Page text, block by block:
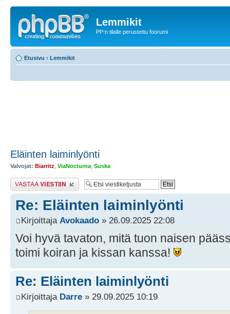
Lemmikit
PP:n tilalle perustettu foorumi
Etusivu ‹ Lemmikit
Eläinten laiminlyönti
Valvojat: Biarritz ViaNocturna Suska
Lähetä vastaus
Re: Eläinten laiminlyönti
Kirjoittaja Avokaado » 26.09.2025 22:08
Voi hyvä tavaton, mitä tuon naisen
toimi koiran ja kissan kanssa!
Re: Eläinten laiminlyönti
Kirjoittaja Darre » 29.09.2025 10:19